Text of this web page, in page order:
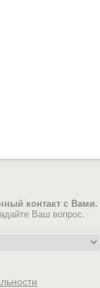
контакт с Вами.
Ваш вопрос.